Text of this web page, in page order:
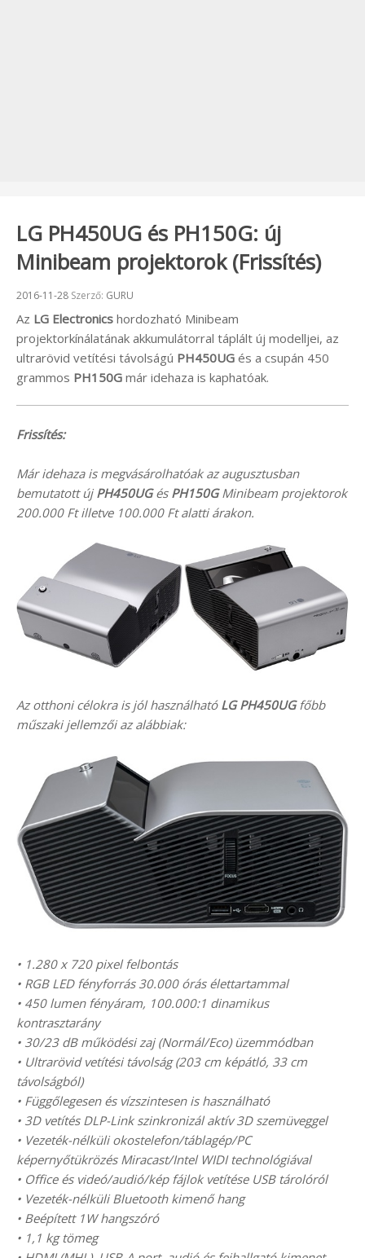
LG PH450UG és PH150G: új
Minibeam projektorok (Frissítés)
Beküldve:
2016-11-28 Szerző: GURU
Az LG Electronics hordozható Minibeam
projektorkínálatának akkumulátorral táplált új modelljei, az
ultrarövid vetítési távolságú PH450UG és a csupán 450
grammos PH150G már idehaza is kaphatóak.
Frissítés:
Már idehaza is megvásárolhatóak az augusztusban
bemutatott újPH450UGés PH150GMinibeam projektorok
200.000 Ft illetve 100.000 Ft alatti árakon.
Az otthoni célokra is jól használható LG PH450UGfőbb
műszaki jellemzői az alábbiak:
• 1.280 x 720 pixel felbontás
• RGB LED fényforrás 30.000 órás élettartammal
• 450 lumen fényáram, 100.000:1 dinamikus
kontrasztarány
• 30/23 dB működési zaj (Normál/Eco) üzemmódban
• Ultrarövid vetítési távolság (203 cm képátló, 33 cm
távolságból)
• Függőlegesen és vízszintesen is használható
• 3D vetítés DLP-Link szinkronizál aktív 3D szemüveggel
• Vezeték-nélküli okostelefon/táblagép/PC
képernyőtükrözés Miracast/Intel WIDI technológiával
• Office és videó/audió/kép fájlok vetítése USB tárolóról
• Vezeték-nélküli Bluetooth kimenő hang
• Beépített 1W hangszóró
• 1,1 kg tömeg